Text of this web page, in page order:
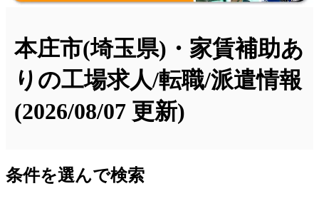
本庄市(埼玉県)・家賃補助あ
りの工場求人/転職/派遣情報
(2026/08/07 更新)
条件を選んで検索